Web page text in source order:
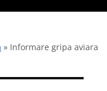
» Informare gripa aviara